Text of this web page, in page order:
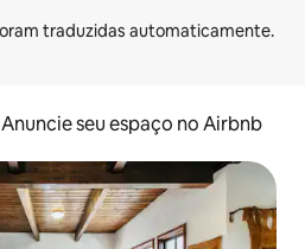
Anuncie seu espaço no Airbnb